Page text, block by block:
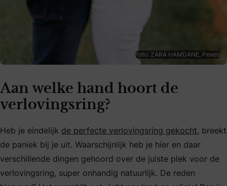
Foto: ZARA HAMDANE, Pexels
Aan welke hand hoort de
verlovingsring?
Heb je eindelijk de perfecte verlovingsring gekocht, breekt
de paniek bij je uit. Waarschijnlijk heb je hier en daar
verschillende dingen gehoord over de juiste plek voor de
verlovingsring, super onhandig natuurlijk. De reden